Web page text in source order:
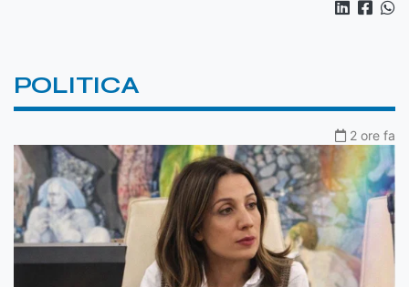
POLITICA
2 ore fa